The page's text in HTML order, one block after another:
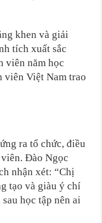
khen và giải
tích xuất sắc
viên năm học
viên Việt Nam trao
ra tổ chức, điều
Đào Ngọc
nhận xét: “Chị
tạo và giàu ý chí
học tập nên ai